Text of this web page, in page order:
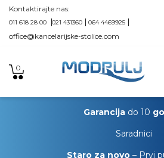
Kontaktirajte nas:
011 618 28 00 021 431360 064 4469925
office@kancelarijske-stolice.com
0
Garancijado 10
Saradnici
Staro za novo– Prvi